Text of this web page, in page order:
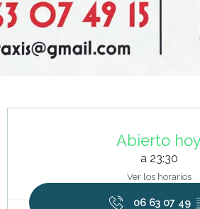
Abierto hoy
a 23:30
Ver los horarios
06 63 07 49